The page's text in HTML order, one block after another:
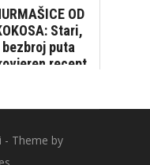
OD
Stari,
bezbroj puta
recept
- Theme by